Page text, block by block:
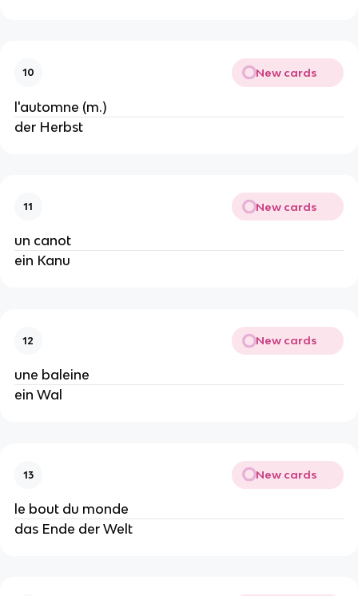
10 New cards
l'automne (m.)
der Herbst
11 New cards
un canot
ein Kanu
12 New cards
une baleine
ein Wal
13 New cards
le bout du monde
das Ende der Welt